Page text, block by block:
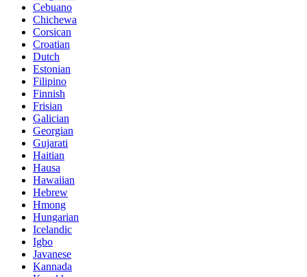
Cebuano
Chichewa
Corsican
Croatian
Dutch
Estonian
Filipino
Finnish
Frisian
Galician
Georgian
Gujarati
Haitian
Hausa
Hawaiian
Hebrew
Hmong
Hungarian
Icelandic
Igbo
Javanese
Kannada